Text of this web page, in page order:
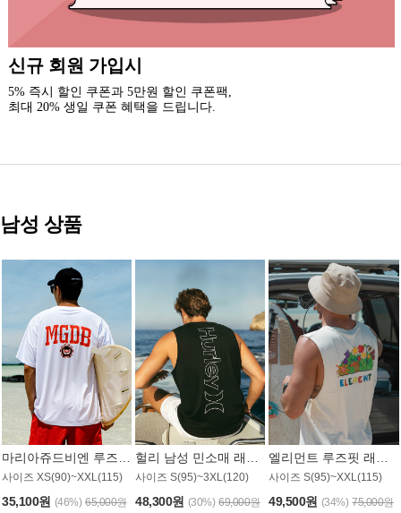
록시걸 카톡 채널 추가
3천원 할인 쿠폰을 드립니다.(중복 사용 가능)
새로운 소식과 이벤트 혜택을 받아보세요.
남성 상품
사이즈 XS(90)~XXL(115)
35,100원 (46%) 65,000원
사이즈 S(95)~3XL(120)
48,300원 (30%) 69,000원
사이즈 S(95)~XXL(115)
49,500원 (34%) 75,000원